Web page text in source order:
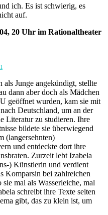
ich. Es ist schwierig, es
auf.
20 Uhr im Rationaltheater
als Junge angekündigt, stellte
dann aber doch als Mädchen
geöffnet wurden, kam sie mit
Deutschland, um an der
Literatur zu studieren. Ihre
bildete sie überwiegend
(langersehnten)
und entdeckte dort ihre
Zurzeit lebt Izabela
) Künstlerin und verdient
Komparsin bei zahlreichen
mal als Wasserleiche, mal
schreibt ihre Texte selten
gibt, das zu klein ist, um